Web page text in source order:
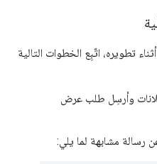
اتّبِع الخطوات التالية
وأرسِل طلب عرض
مشابهة لما يلي: